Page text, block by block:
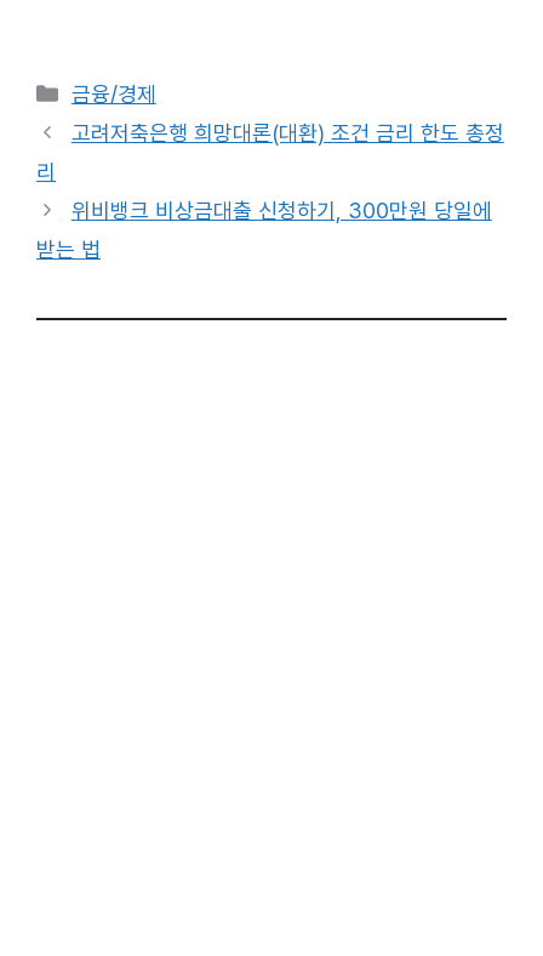
카
테
리
금융/경제
고려저축은행 희망대론(대환) 조건 금리 한도 총정
리
위비뱅크 비상금대출 신청하기, 300만원 당일에
받는 법